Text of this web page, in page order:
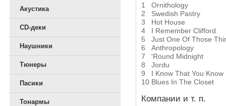
Акустика
CD-деки
Наушники
Тюнеры
Пасики
Тонармы
1
Ornithology
2
Swedish Pastry
3
Hot House
4
I Remember Clifford
5
Just One Of Those
6
Anthropology
7
'Round Midnight
8
Jordu
9
I Know That You Know
10 Blues In The Closet
Компании и т. п.